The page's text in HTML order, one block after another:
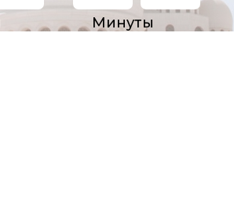
Минуты